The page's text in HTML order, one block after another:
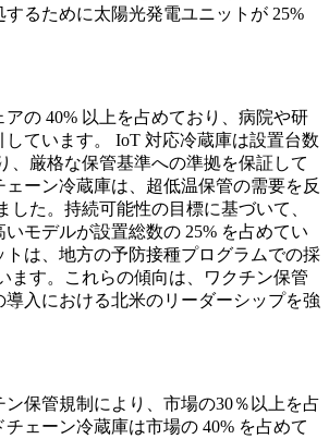
するために太陽光発電ユニットが 25%
の 40% 以上を占めており、病院や研
しています。 IoT 対応冷蔵庫は設置台数
、厳格な保管基準への準拠を保証して
ーン冷蔵庫は、超低温保管の需要を反
した。持続可能性の目標に基づいて、
モデルが設置総数の 25% を占めてい
トは、地方の予防接種プログラムでの採
ます。これらの傾向は、ワクチン保管
入における北米のリーダーシップを強
保管規制により、市場の30％以上を占
ェーン冷蔵庫は市場の 40% を占めて